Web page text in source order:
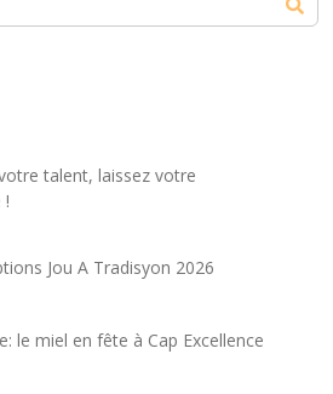
talent, laissez votre
!
Jou A Tradisyon 2026
le miel en fête à Cap Excellence